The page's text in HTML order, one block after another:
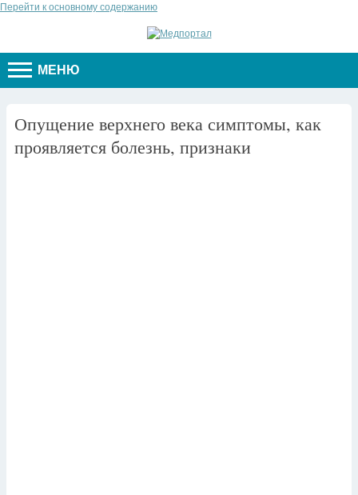
Перейти к основному содержанию
МЕНЮ
Опущение верхнего века симптомы, как
проявляется болезнь, признаки